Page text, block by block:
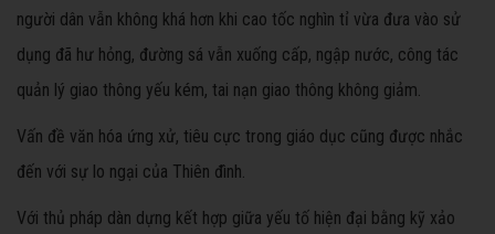
người dân vẫn không khá hơn khi cao tốc nghìn tỉ vừa đưa vào sử
dụng đã hư hỏng, đường sá vẫn xuống cấp, ngập nước, công tác
quản lý giao thông yếu kém, tai nạn giao thông không giảm.
Vấn đề văn hóa ứng xử, tiêu cực trong giáo dục cũng được nhắc
đến với sự lo ngại của Thiên đình.
Với thủ pháp dàn dựng kết hợp giữa yếu tố hiện đại bằng kỹ xảo